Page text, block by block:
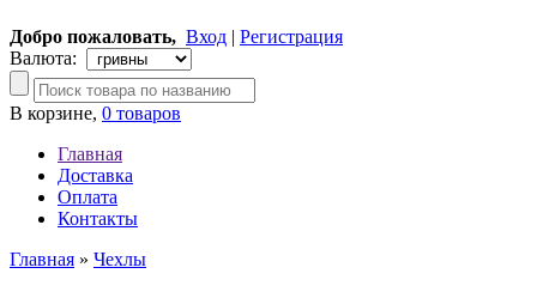
Добро пожаловать, Вход | Регистрация
Валюта:
В корзине, 0 товаров
Главная
Доставка
Оплата
Контакты
Главная » Чехлы